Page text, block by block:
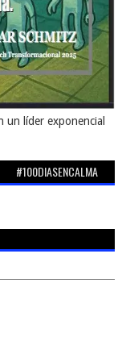
un líder exponencial
#100DIASENCALMA